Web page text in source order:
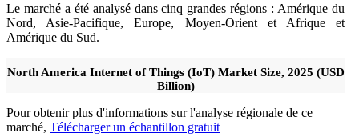
Le marché a été analysé dans cinq grandes régions : Amérique du
Nord, Asie-Pacifique, Europe, Moyen-Orient et Afrique et
Amérique du Sud.
North America Internet of Things (IoT) Market Size, 2025 (USD
Billion)
Pour obtenir plus d'informations sur l'analyse régionale de ce
marché, Télécharger un échantillon gratuit